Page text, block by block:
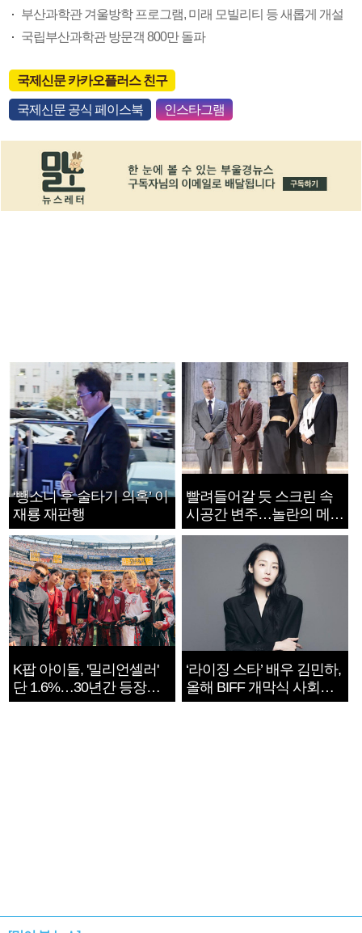
부산과학관 겨울방학 프로그램, 미래 모빌리티 등 새롭게 개설
국립부산과학관 방문객 800만 돌파
국제신문 카카오플러스 친구
국제신문 공식 페이스북 인스타그램
‘뺑소니 후 술타기 의혹’ 이
재룡 재판행
빨려들어갈 듯 스크린 속
시공간 변주…놀란의 메시
지는 ‘전쟁 속죄’
K팝 아이돌, '밀리언셀러'
단 1.6%…30년간 등장
1182개팀 전수조사
‘라이징 스타’ 배우 김민하,
올해 BIFF 개막식 사회자
확정